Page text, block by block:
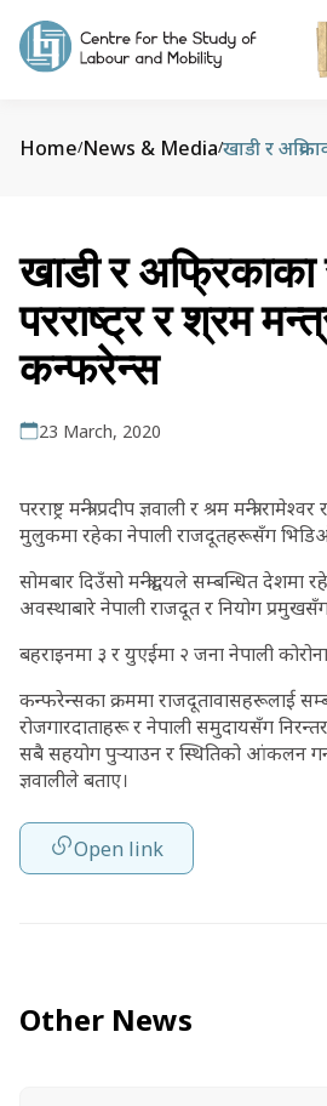
Home/News & Media/
खाडी र
परराष्ट्र र श्रम
कन्फरेन्स
23 March, 2020
परराष्ट्र मन्त्री प्रदीप ज्ञवाली र श्रम मन्त्री
मुलुकमा रहेका नेपाली राजदूतहरूसँग
सोमबार दिउँसो मन्त्रीद्वयले सम्बन्धित देशमा
अवस्थाबारे नेपाली राजदूत र नियोग
बहराइनमा ३ र युएईमा २ जना नेपाली
कन्फरेन्सका क्रममा राजदूतावासहरूलाई
रोजगारदाताहरू र नेपाली समुदायसँग
सबै सहयोग पुर्‍याउन र स्थितिको आंकलन गर्न
ज्ञवालीले बताए।
Open link
Other News